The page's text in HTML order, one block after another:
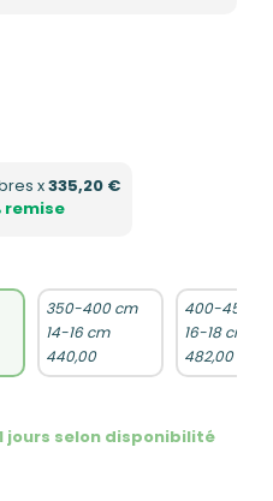
x335,20 €
remise
350-400 cm
14-16 cm
440,00
400-450
16-18 cm
482,00
jours selon disponibilité